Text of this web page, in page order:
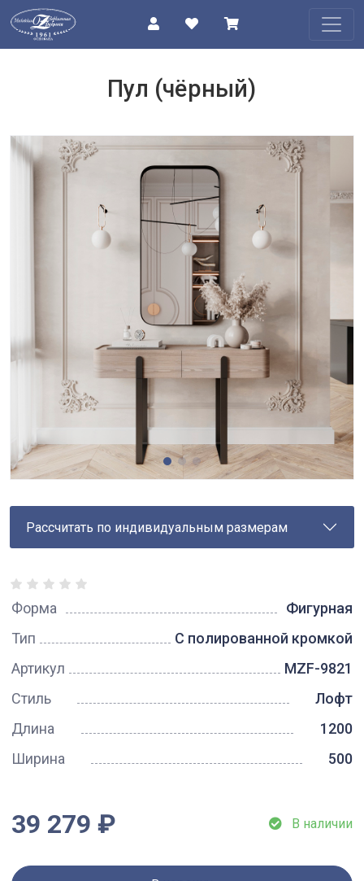
ПРОЕКТЫ
Пул (чёрный)
Рассчитать по индивидуальным размерам
Форма
Фигурная
Тип
С полированной кромкой
Артикул
MZF-9821
Стиль
Лофт
Длина
1200
Ширина
500
39 279 ₽ В наличии